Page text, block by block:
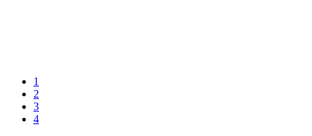
1
2
3
4